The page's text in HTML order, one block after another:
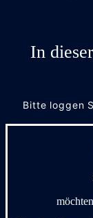
In
Bitte loggen